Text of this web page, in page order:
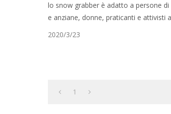
lo snow grabber è adatto a persone di
e anziane, donne, praticanti e attivisti
2020/3/23
1